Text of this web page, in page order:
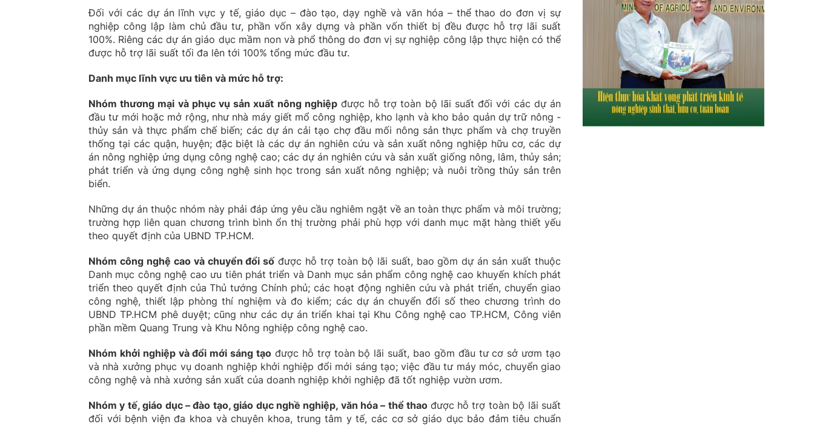
Đối với các dự án lĩnh vực y tế, giáo dục – đào tạo, dạy nghề và văn hóa – thể thao do đơn vị sự
nghiệp công lập làm chủ đầu tư, phần vốn xây dựng và phần vốn thiết bị đều được hỗ trợ lãi suất
100%. Riêng các dự án giáo dục mầm non và phổ thông do đơn vị sự nghiệp công lập thực hiện có thể
được hỗ trợ lãi suất tối đa lên tới 100% tổng mức đầu tư.
Danh mục lĩnh vực ưu tiên và mức hỗ trợ:
Nhóm thương mại và phục vụ sản xuất nông nghiệpđược hỗ trợ toàn bộ lãi suất đối với các dự án
đầu tư mới hoặc mở rộng, như nhà máy giết mổ công nghiệp, kho lạnh và kho bảo quản dự trữ nông -
thủy sản và thực phẩm chế biến; các dự án cải tạo chợ đầu mối nông sản thực phẩm và chợ truyền
thống tại các quận, huyện; đặc biệt là các dự án nghiên cứu và sản xuất nông nghiệp hữu cơ, các dự
án nông nghiệp ứng dụng công nghệ cao; các dự án nghiên cứu và sản xuất giống nông, lâm, thủy sản;
phát triển và ứng dụng công nghệ sinh học trong sản xuất nông nghiệp; và nuôi trồng thủy sản trên
biển.
Những dự án thuộc nhóm này phải đáp ứng yêu cầu nghiêm ngặt về an toàn thực phẩm và môi trường;
trường hợp liên quan chương trình bình ổn thị trường phải phù hợp với danh mục mặt hàng thiết yếu
theo quyết định của UBND TP.HCM.
Nhóm công nghệ cao và chuyển đổi sốđược hỗ trợ toàn bộ lãi suất, bao gồm dự án sản xuất thuộc
Danh mục công nghệ cao ưu tiên phát triển và Danh mục sản phẩm công nghệ cao khuyến khích phát
triển theo quyết định của Thủ tướng Chính phủ; các hoạt động nghiên cứu và phát triển, chuyển giao
công nghệ, thiết lập phòng thí nghiệm và đo kiểm; các dự án chuyển đổi số theo chương trình do
UBND TP.HCM phê duyệt; cũng như các dự án triển khai tại Khu Công nghệ cao TP.HCM, Công viên
phần mềm Quang Trung và Khu Nông nghiệp công nghệ cao.
Nhóm khởi nghiệp và đổi mới sáng tạo được hỗ trợ toàn bộ lãi suất, bao gồm đầu tư cơ sở ươm tạo
và nhà xưởng phục vụ doanh nghiệp khởi nghiệp đổi mới sáng tạo; việc đầu tư máy móc, chuyển giao
công nghệ và nhà xưởng sản xuất của doanh nghiệp khởi nghiệp đã tốt nghiệp vườn ươm.
Nhóm y tế, giáo dục – đào tạo, giáo dục nghề nghiệp, văn hóa – thể thao được hỗ trợ toàn bộ lãi suất
đối với bệnh viện đa khoa và chuyên khoa, trung tâm y tế, các cơ sở giáo dục bảo đảm tiêu chuẩn